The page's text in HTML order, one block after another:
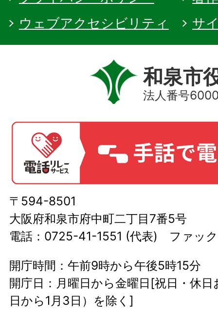
ウェブアクセシビリティ
サ
和泉市
法人番号
〒594-8501
大阪府和泉市府中町二丁目7番5号
電話：0725-41-1551 (代表) ファッ
開庁時間：午前9時から午後5時15分
開庁日：月曜日から金曜日[祝日・休
日から1月3日）を除く]